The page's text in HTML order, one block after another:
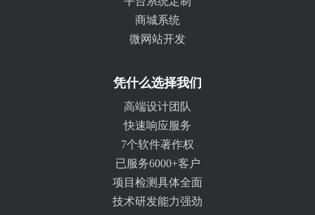
商城系统
微网站开发
凭什么选择我们
高端设计团队
快速响应服务
7个软件著作权
已服务6000+客户
项目检测具体全面
技术研发能力强劲